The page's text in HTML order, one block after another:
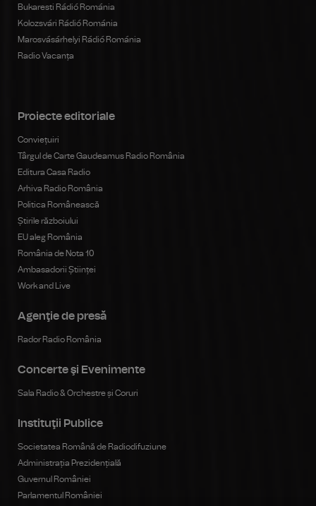
Bukaresti Rádió Románia
Kolozsvári Rádió Románia
Marosvásárhelyi Rádió Románia
Radio Vacanța
Proiecte editoriale
Conviețuiri
Târgul de Carte Gaudeamus Radio România
Editura Casa Radio
Arhiva Radio România
Politica Românească
Știrile războiului
EU aleg România
România de Nota 10
Ambasadorii Științei
Work and Live
Agenţie de presă
Rador Radio România
Concerte şi Evenimente
Sala Radio & Orchestre și Coruri
Instituţii Publice
Societatea Română de Radiodifuziune
Administrația Prezidențială
Guvernul României
Parlamentul României